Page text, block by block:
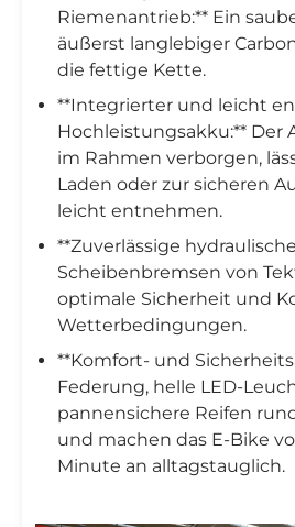
Riemenantrieb:** Ein
äußerst langlebiger
die fettige Kette.
**Integrierter und leicht
Hochleistungsakku:** Der
im Rahmen verborgen,
Laden oder zur sicheren
leicht entnehmen.
**Zuverlässige hydraulische
Scheibenbremsen von
optimale Sicherheit und
Wetterbedingungen.
**Komfort- und
Federung, helle LED-
pannensichere Reifen
und machen das E-Bike
Minute an alltagstauglich.